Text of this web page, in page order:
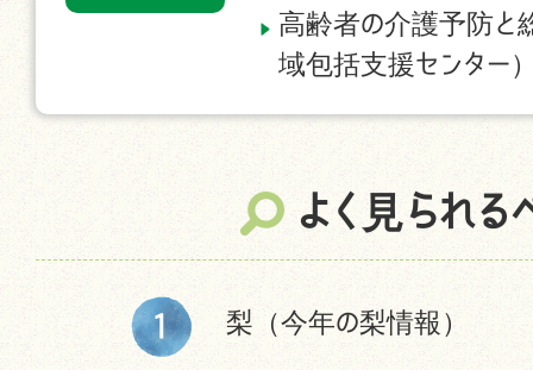
高齢者の介護予防と
域包括支援センター
よく見られる
梨（今年の梨情報）